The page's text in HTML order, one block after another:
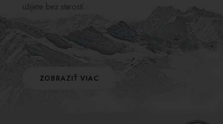
užijete bez starostí.
ZOBRAZIŤ VIAC